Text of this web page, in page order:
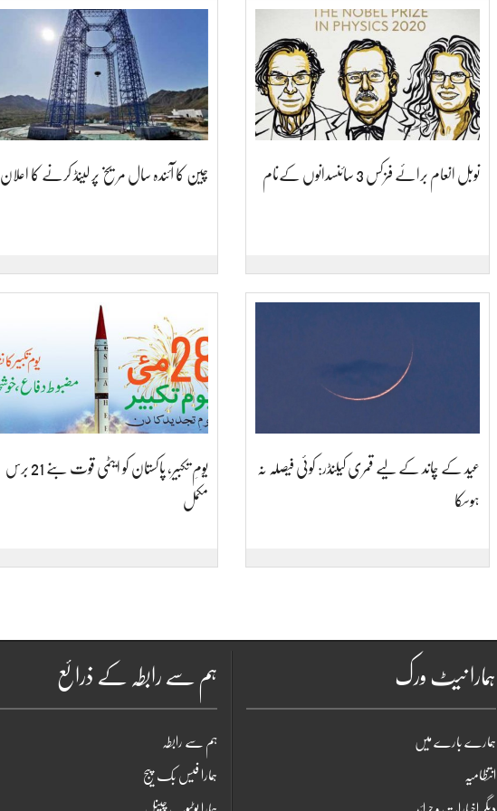
نوبل انعام برائے فزکس 3 سائنسدانوں کےنام چین کا آئندہ سال مریخ پر لینڈ کرنے کا اعلان
عید کے چاند کے لیے قمری کیلنڈر: کوئی فیصلہ نہ
ہوسکا
یومِ تکبیر، پاکستان کو ایٹمی قوت بنے 21 برس
مکمل
ہم سے رابطہ کے ذرائع
ہم سے رابطہ
ہمارا فیس بک پیج
ہمارا نیٹ ورک
ہمارے بارے میں
انتظامیہ